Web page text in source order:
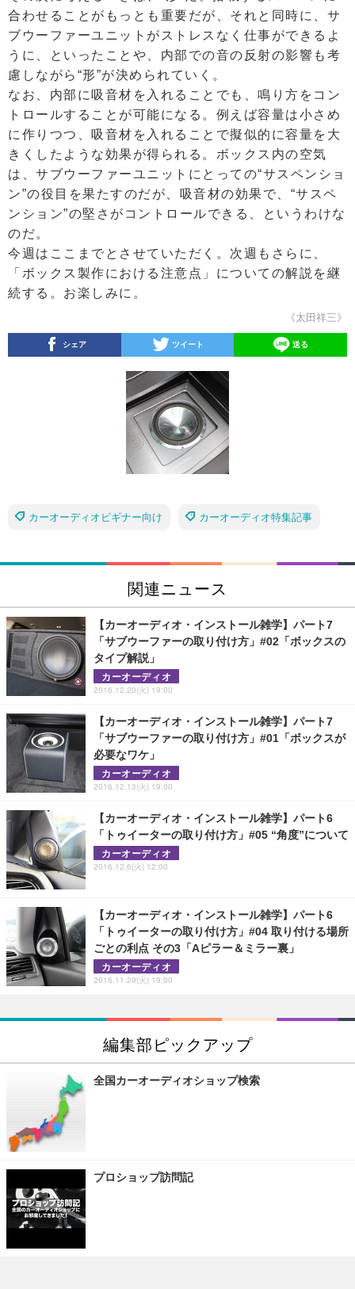
合わせることがもっとも重要だが、それと同時に、サ
ブウーファーユニットがストレスなく仕事ができるよ
うに、といったことや、内部での音の反射の影響も考
慮しながら“形”が決められていく。
なお、内部に吸音材を入れることでも、鳴り方をコン
トロールすることが可能になる。例えば容量は小さめ
に作りつつ、吸音材を入れることで擬似的に容量を大
きくしたような効果が得られる。ボックス内の空気
は、サブウーファーユニットにとっての“サスペンショ
ン”の役目を果たすのだが、吸音材の効果で、“サスペ
ンション”の堅さがコントロールできる、というわけな
のだ。
今週はここまでとさせていただく。次週もさらに、
「ボックス製作における注意点」についての解説を継
続する。お楽しみに。
《太田祥三》
シェア ツイート 送る
カーオーディオビギナー向け カーオーディオ特集記事
関連ニュース
【カーオーディオ・インストール雑学】パート7
「サブウーファーの取り付け方」#02「ボックスの
タイプ解説」
カーオーディオ
2016.12.20(火) 19:00
【カーオーディオ・インストール雑学】パート7
「サブウーファーの取り付け方」#01「ボックスが
必要なワケ」
カーオーディオ
2016.12.13(火) 19:00
【カーオーディオ・インストール雑学】パート6
「トゥイーターの取り付け方」#05 “角度”について
カーオーディオ
2016.12.6(火) 12:00
【カーオーディオ・インストール雑学】パート6
「トゥイーターの取り付け方」#04 取り付ける場所
ごとの利点 その3「Aピラー＆ミラー裏」
カーオーディオ
2016.11.29(火) 19:00
編集部ピックアップ
全国カーオーディオショップ検索
プロショップ訪問記